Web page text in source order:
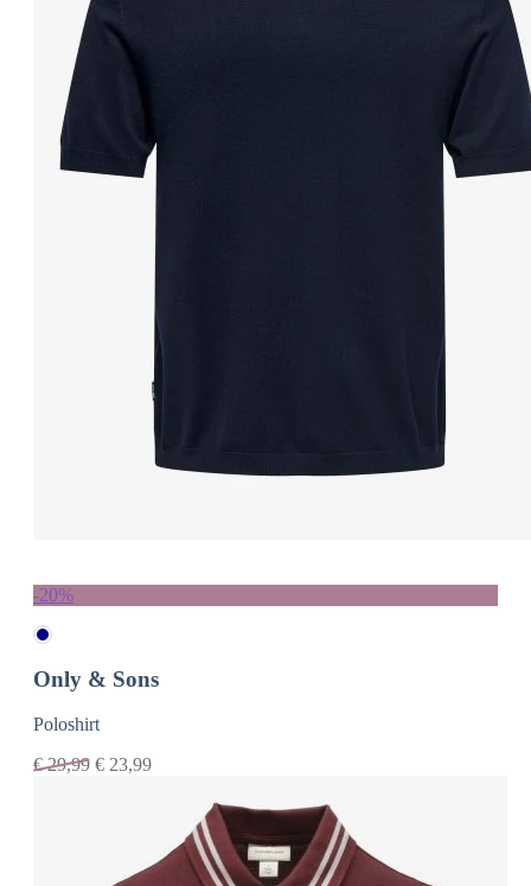
-20%
Only & Sons
Poloshirt
€29,99 € 23,99